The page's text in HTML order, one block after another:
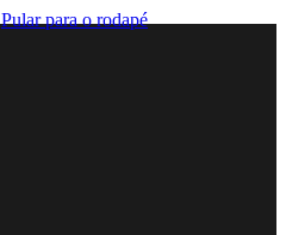
Pular para o rodapé